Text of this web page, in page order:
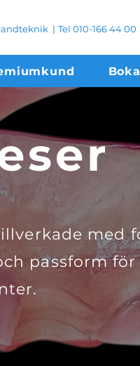
|Tel 010-166 44 00
med
passform för